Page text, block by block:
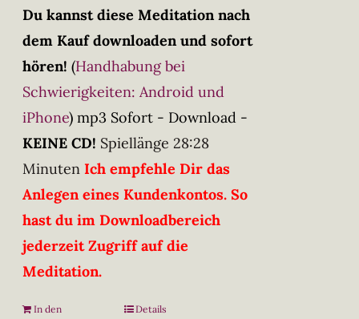
Du kannst diese Meditation nach
dem Kauf downloaden und sofort
hören! (Handhabung bei
Schwierigkeiten: Android und
iPhone) mp3 Sofort - Download -
KEINE CD! Spiellänge 28:28
Minuten Ich empfehle Dir das
Anlegen eines Kundenkontos. So
hast du im Downloadbereich
jederzeit Zugriff auf die
Meditation.
In den
Details